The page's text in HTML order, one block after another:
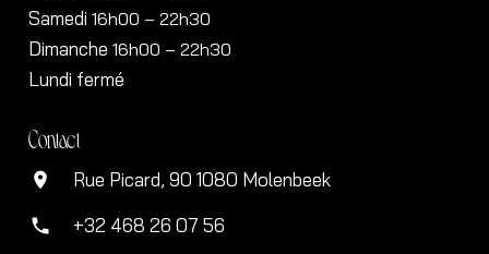
Samedi 16h00 – 22h30
Dimanche 16h00 – 22h30
Lundi fermé
Contact
location_on Rue Picard, 90 1080 Molenbeek
phone +32 468 26 07 56